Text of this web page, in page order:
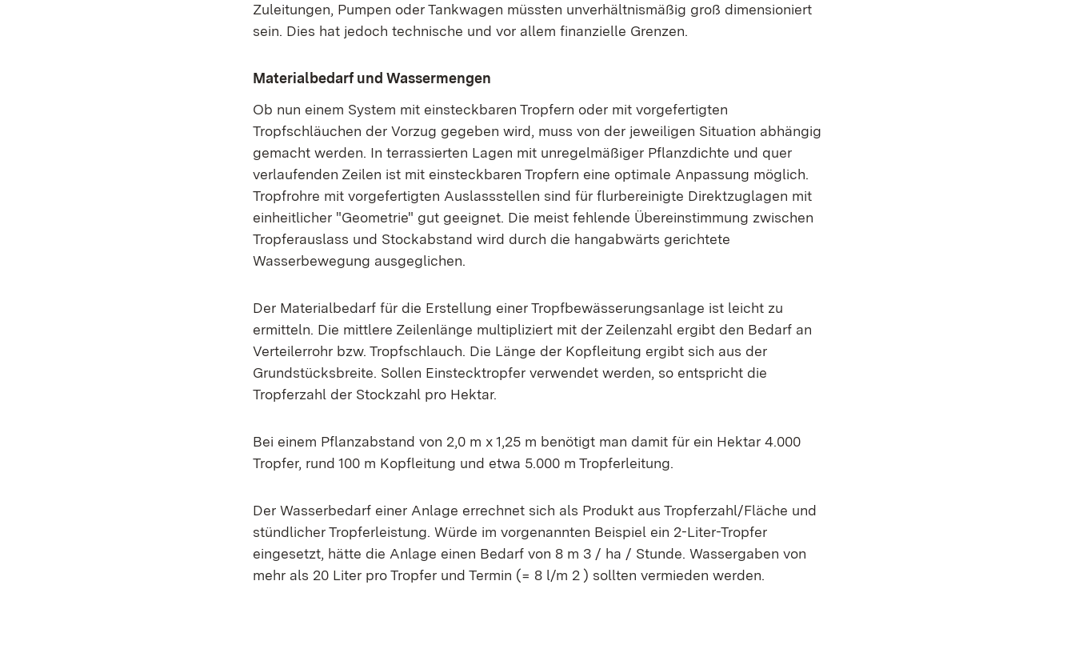
Zuleitungen, Pumpen oder Tankwagen müssten unverhältnismäßig groß dimensioniert
sein. Dies hat jedoch technische und vor allem finanzielle Grenzen.
Materialbedarf und Wassermengen
Ob nun einem System mit einsteckbaren Tropfern oder mit vorgefertigten
Tropfschläuchen der Vorzug gegeben wird, muss von der jeweiligen Situation abhängig
gemacht werden. In terrassierten Lagen mit unregelmäßiger Pflanzdichte und quer
verlaufenden Zeilen ist mit einsteckbaren Tropfern eine optimale Anpassung möglich.
Tropfrohre mit vorgefertigten Auslassstellen sind für flurbereinigte Direktzuglagen mit
einheitlicher "Geometrie" gut geeignet. Die meist fehlende Übereinstimmung zwischen
Tropferauslass und Stockabstand wird durch die hangabwärts gerichtete
Wasserbewegung ausgeglichen.
Der Materialbedarf für die Erstellung einer Tropfbewässerungsanlage ist leicht zu
ermitteln. Die mittlere Zeilenlänge multipliziert mit der Zeilenzahl ergibt den Bedarf an
Verteilerrohr bzw. Tropfschlauch. Die Länge der Kopfleitung ergibt sich aus der
Grundstücksbreite. Sollen Einstecktropfer verwendet werden, so entspricht die
Tropferzahl der Stockzahl pro Hektar.
Bei einem Pflanzabstand von 2,0 m x 1,25 m benötigt man damit für ein Hektar 4.000
Tropfer, rund 100 m Kopfleitung und etwa 5.000 m Tropferleitung.
Der Wasserbedarf einer Anlage errechnet sich als Produkt aus Tropferzahl/Fläche und
stündlicher Tropferleistung. Würde im vorgenannten Beispiel ein 2-Liter-Tropfer
eingesetzt, hätte die Anlage einen Bedarf von 8 m 3 / ha / Stunde. Wassergaben von
mehr als 20 Liter pro Tropfer und Termin (= 8 l/m 2 ) sollten vermieden werden.